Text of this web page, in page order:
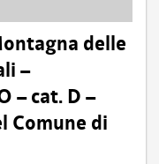
delle
–
– cat. D –
Comune di